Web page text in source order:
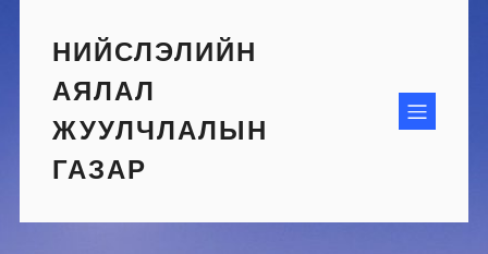
contentНИЙСЛЭЛИЙН
АЯЛАЛ
ЖУУЛЧЛАЛЫН
ГАЗАР